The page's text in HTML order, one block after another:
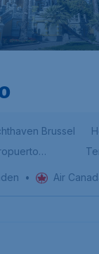
Brussel
• Air